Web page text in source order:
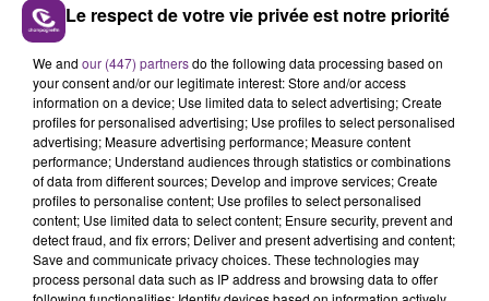
27 mars 2026
VOTRE AGENDA DU WEEK-END.
Le respect de votre vie privée est notre priorité
We and our (447) partnersdo the following data processing based on
your consent and/or our legitimate interest: Store and/or access
information on a device; Use limited data to select advertising; Create
profiles for personalised advertising; Use profiles to select personalised
advertising; Measure advertising performance; Measure content
performance; Understand audiences through statistics or combinations
of data from different sources; Develop and improve services; Create
profiles to personalise content; Use profiles to select personalised
content; Use limited data to select content; Ensure security, prevent and
detect fraud, and fix errors; Deliver and present advertising and content;
Save and communicate privacy choices. These technologies may
process personal data such as IP address and browsing data to offer